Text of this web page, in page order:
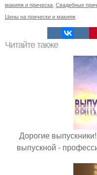
макияж и прическа Свадебные
Цены на прически и макияж
Читайте также
Дорогие
выпускной -